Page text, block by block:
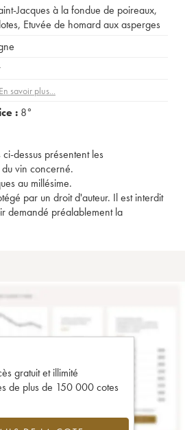
Jacques à la fondue de poireaux,
, Etuvée de homard aux asperges
En savoir plus...
: 8°
dessus présentent les
vin concerné.
au millésime.
par un droit d'auteur. Il est interdit
demandé préalablement la
gratuit et illimité
de plus de 150 000 cotes